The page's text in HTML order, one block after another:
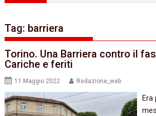
Tag: barriera
Torino. Una Barriera contro il
Cariche e feriti
11 Maggio 2022 Redazione_web
Era